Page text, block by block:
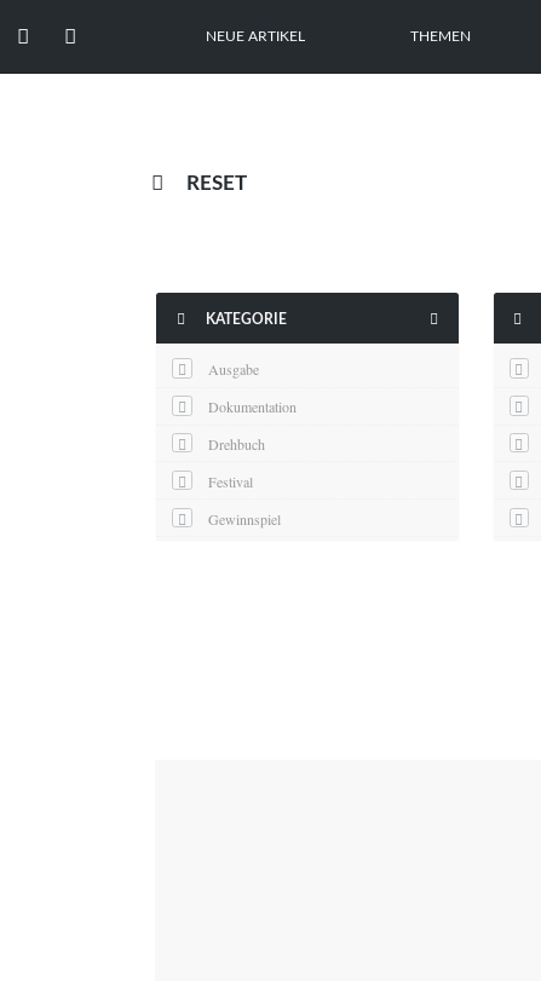
  NEUE ARTIKEL THEMEN
 RESET
 KATEGORIE 
Ausgabe
Dokumentation
Drehbuch
Festival
Gewinnspiel
